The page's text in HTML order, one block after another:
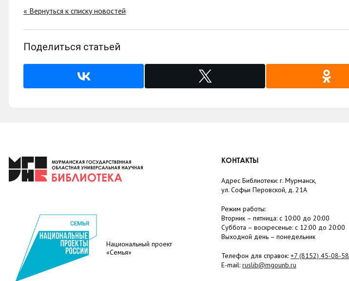
« Вернуться к списку новостей
Поделиться статьей
Национальный проект
«Семья»
КОНТАКТЫ
Адрес Библиотеки: г. Мурманск,
ул. Софьи Перовской, д. 21А
Режим работы:
Вторник – пятница: с 10:00 до 20:00
Суббота – воскресенье: c 12:00 до 20:00
Выходной день – понедельник
Телефон для справок: +7 (8152) 45-08-58
E-mail: ruslib@mgounb.ru